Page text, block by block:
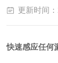
更新时间
快速感应任